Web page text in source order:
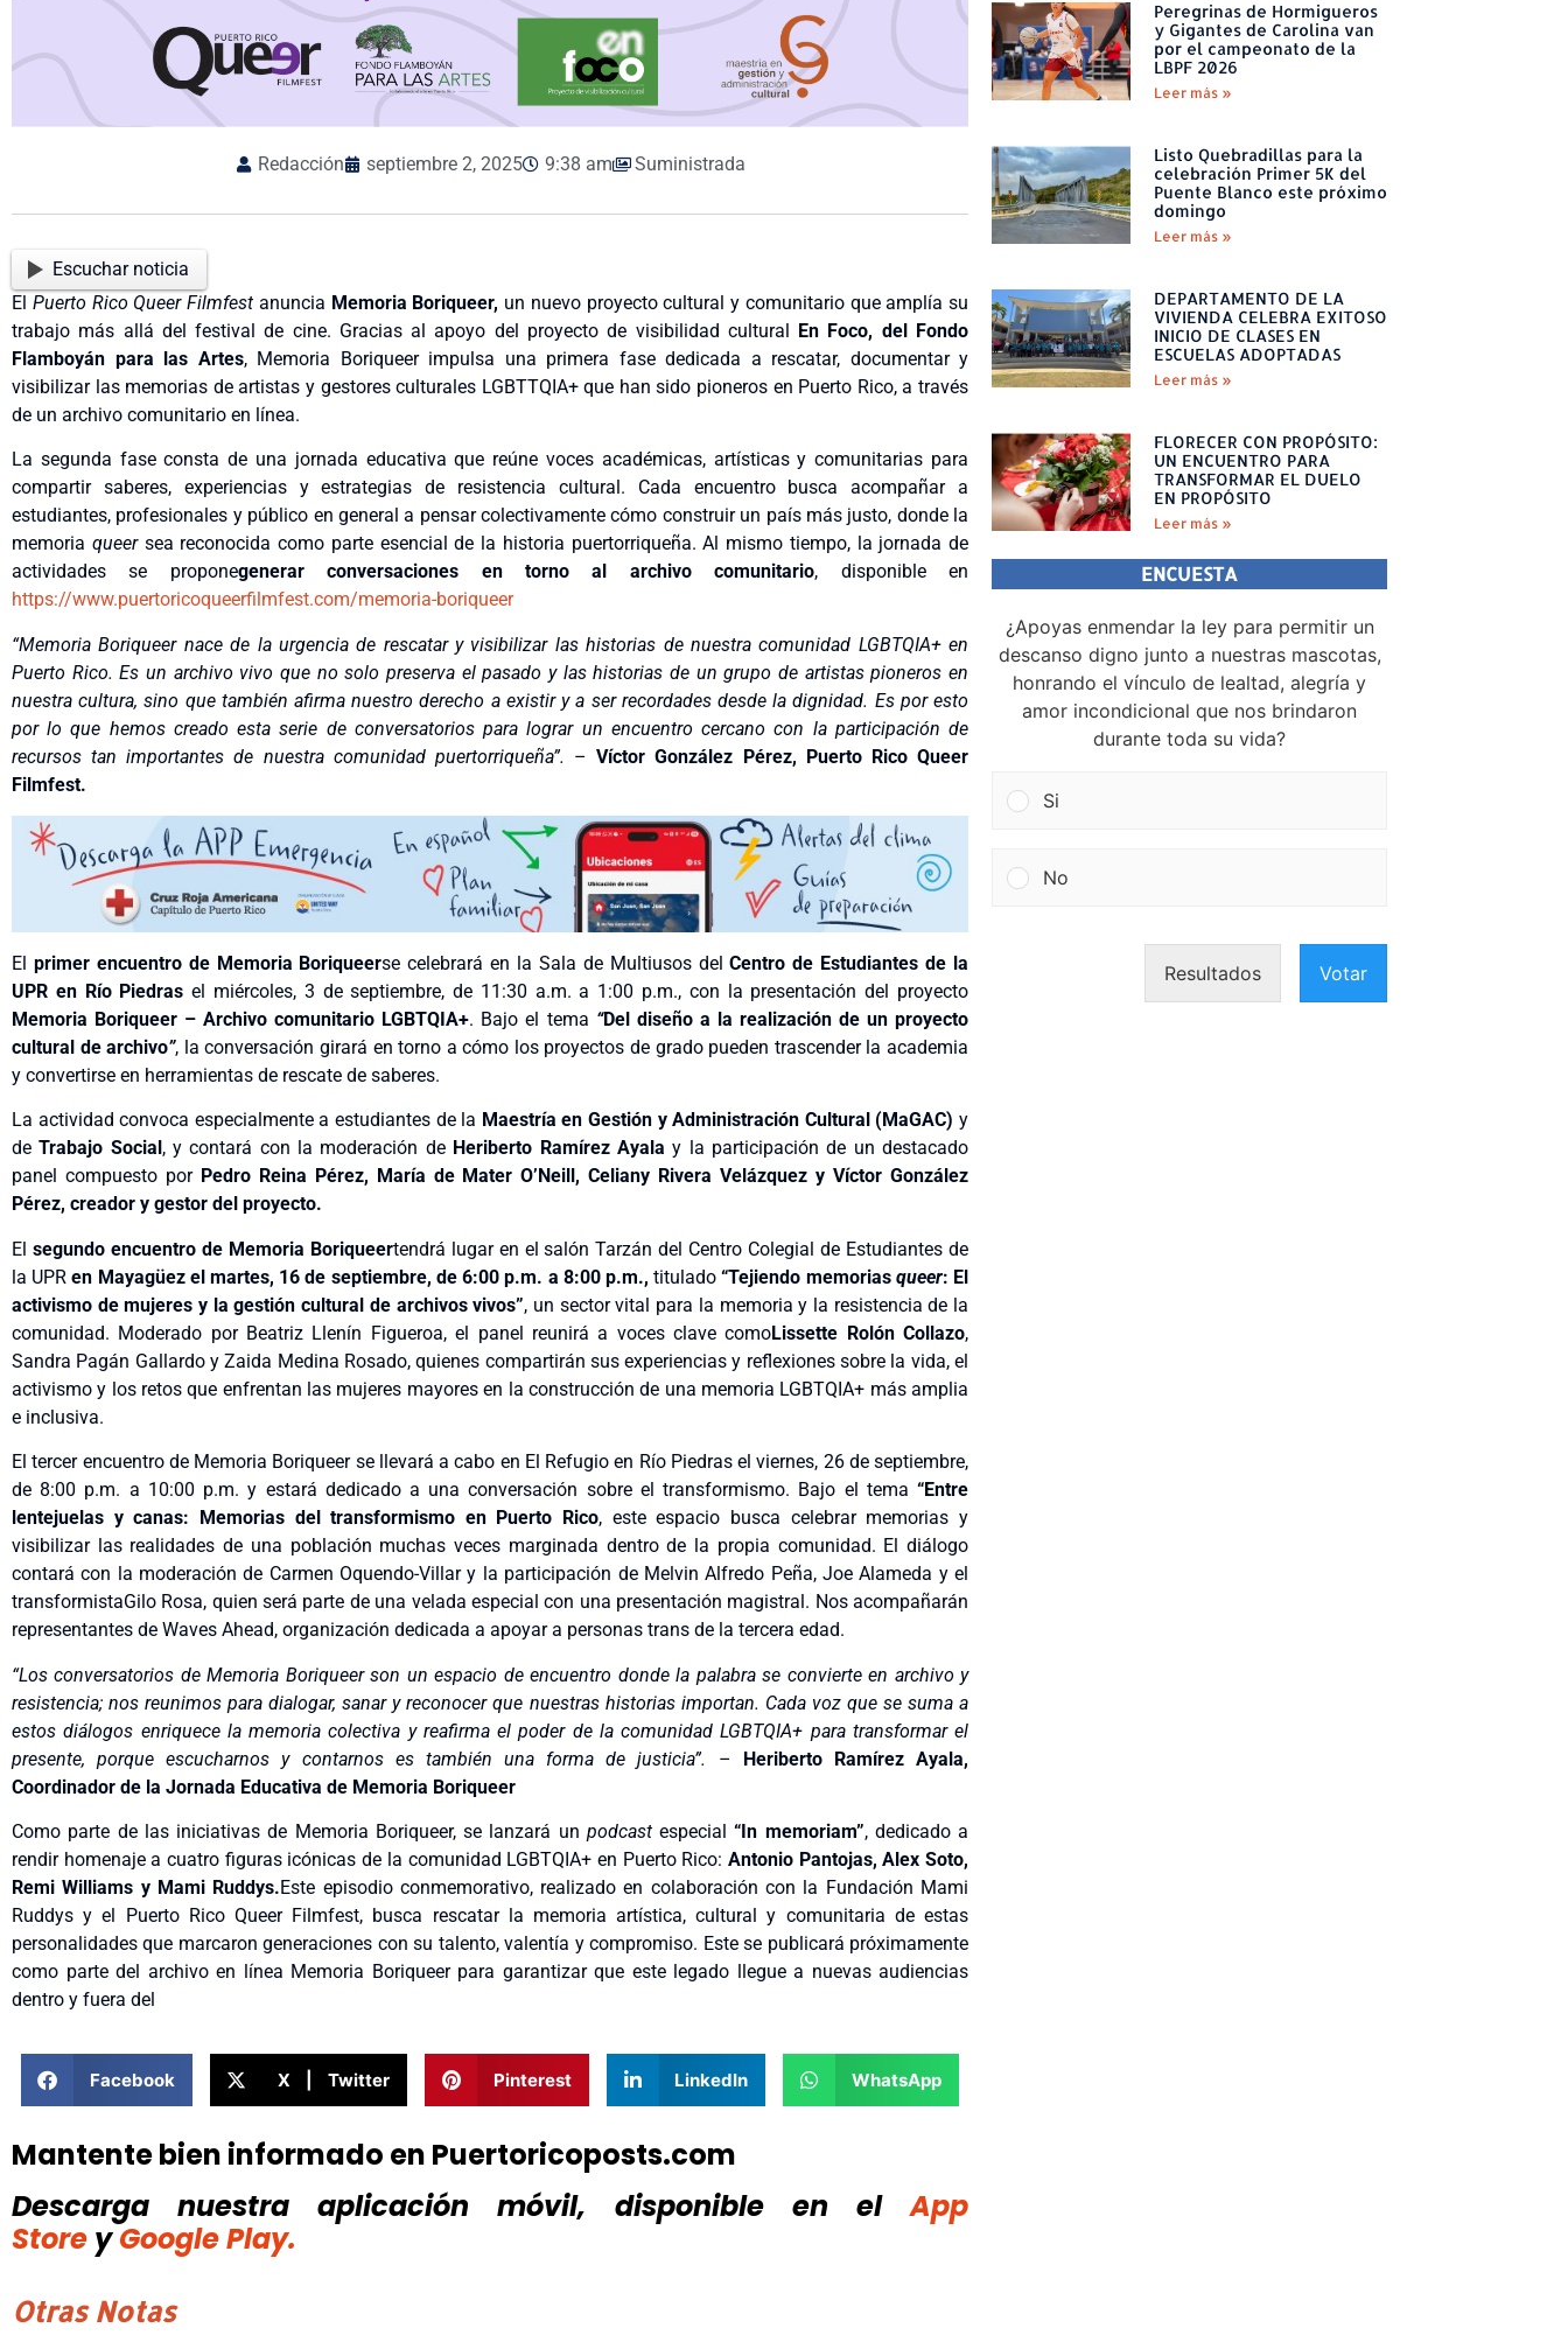
Redacción septiembre 2, 2025 9:38 am Suministrada
Escuchar noticia
El Puerto Rico Queer Filmfest anuncia Memoria Boriqueer, un nuevo proyecto cultural y comunitario que amplía su
trabajo más allá del festival de cine. Gracias al apoyo del proyecto de visibilidad cultural En Foco, del Fondo
Flamboyán para las Artes, Memoria Boriqueer impulsa una primera fase dedicada a rescatar, documentar y
visibilizar las memorias de artistas y gestores culturales LGBTTQIA+ que han sido pioneros en Puerto Rico, a través
de un archivo comunitario en línea.
La segunda fase consta de una jornada educativa que reúne voces académicas, artísticas y comunitarias para
compartir saberes, experiencias y estrategias de resistencia cultural. Cada encuentro busca acompañar a
estudiantes, profesionales y público en general a pensar colectivamente cómo construir un país más justo, donde la
memoria queer sea reconocida como parte esencial de la historia puertorriqueña. Al mismo tiempo, la jornada de
actividades se proponegenerar conversaciones en torno al archivo comunitario, disponible en
https://www.puertoricoqueerfilmfest.com/memoria-boriqueer
“Memoria Boriqueer nace de la urgencia de rescatar y visibilizar las historias de nuestra comunidad LGBTQIA+ en
Puerto Rico. Es un archivo vivo que no solo preserva el pasado y las historias de un grupo de artistas pioneros en
nuestra cultura, sino que también afirma nuestro derecho a existir y a ser recordades desde la dignidad. Es por esto
por lo que hemos creado esta serie de conversatorios para lograr un encuentro cercano con la participación de
recursos tan importantes de nuestra comunidad puertorriqueña”. –Víctor González Pérez, Puerto Rico Queer
Filmfest.
El primer encuentro de Memoria Boriqueerse celebrará en la Sala de Multiusos delCentro de Estudiantes de la
UPR en Río Piedras el miércoles, 3 de septiembre, de 11:30 a.m. a 1:00 p.m., con la presentación del proyecto
Memoria Boriqueer – Archivo comunitario LGBTQIA+. Bajo el tema “Del diseño a la realización de un proyecto
cultural de archivo”, la conversación girará en torno a cómo los proyectos de grado pueden trascender la academia
y convertirse en herramientas de rescate de saberes.
La actividad convoca especialmente a estudiantes de la Maestría en Gestión y Administración Cultural (MaGAC) y
deTrabajo Social , y contará con la moderación de Heriberto Ramírez Ayala y la participación de un destacado
panel compuesto por Pedro Reina Pérez, María de Mater O’Neill, Celiany Rivera Velázquez y Víctor González
Pérez, creador y gestor del proyecto.
El segundo encuentro de Memoria Boriqueertendrá lugar en el salón Tarzán del Centro Colegial de Estudiantes de
la UPR en Mayagüez el martes, 16 de septiembre, de 6:00 p.m. a 8:00 p.m., titulado“Tejiendo memorias queer: El
activismo de mujeres y la gestión cultural de archivos vivos”, un sector vital para la memoria y la resistencia de la
comunidad. Moderado por Beatriz Llenín Figueroa, el panel reunirá a voces clave comoLissette Rolón Collazo,
Sandra Pagán Gallardo y Zaida Medina Rosado, quienes compartirán sus experiencias y reflexiones sobre la vida, el
activismo y los retos que enfrentan las mujeres mayores en la construcción de una memoria LGBTQIA+ más amplia
e inclusiva.
El tercer encuentro de Memoria Boriqueer se llevará a cabo en El Refugio en Río Piedras el viernes, 26 de septiembre,
de 8:00 p.m. a 10:00 p.m. y estará dedicado a una conversación sobre el transformismo. Bajo el tema “Entre
lentejuelas y canas: Memorias del transformismo en Puerto Rico, este espacio busca celebrar memorias y
visibilizar las realidades de una población muchas veces marginada dentro de la propia comunidad. El diálogo
contará con la moderación de Carmen Oquendo-Villar y la participación de Melvin Alfredo Peña, Joe Alameda y el
transformistaGilo Rosa, quien será parte de una velada especial con una presentación magistral. Nos acompañarán
representantes de Waves Ahead, organización dedicada a apoyar a personas trans de la tercera edad.
“Los conversatorios de Memoria Boriqueer son un espacio de encuentro donde la palabra se convierte en archivo y
resistencia; nos reunimos para dialogar, sanar y reconocer que nuestras historias importan. Cada voz que se suma a
estos diálogos enriquece la memoria colectiva y reafirma el poder de la comunidad LGBTQIA+ para transformar el
presente, porque escucharnos y contarnos es también una forma de justicia”.
– Heriberto Ramírez Ayala,
Coordinador de la Jornada Educativa de Memoria Boriqueer
Como parte de las iniciativas de Memoria Boriqueer, se lanzará un podcastespecial“In memoriam”, dedicado a
rendir homenaje a cuatro figuras icónicas de la comunidad LGBTQIA+ en Puerto Rico: Antonio Pantojas, Alex Soto,
Remi Williams y Mami Ruddys.Este episodio conmemorativo, realizado en colaboración con la Fundación Mami
Ruddys y el Puerto Rico Queer Filmfest, busca rescatar la memoria artística, cultural y comunitaria de estas
personalidades que marcaron generaciones con su talento, valentía y compromiso. Este se publicará próximamente
como parte del archivo en línea Memoria Boriqueer para garantizar que este legado llegue a nuevas audiencias
dentro y fuera del
Facebook X | Twitter Pinterest LinkedIn WhatsApp
Mantente bien informado en Puertoricoposts.com
Descarga nuestra aplicación móvil, disponible
en el
App
Store y Google Play.
Otras Notas
Peregrinas de Hormigueros
y Gigantes de Carolina van
por el campeonato de la
LBPF 2026
Leer más »
Listo Quebradillas para la
celebración Primer 5K del
Puente Blanco este próximo
domingo
Leer más »
DEPARTAMENTO DE LA
VIVIENDA CELEBRA EXITOSO
INICIO DE CLASES EN
ESCUELAS ADOPTADAS
Leer más »
FLORECER CON PROPÓSITO:
UN ENCUENTRO PARA
TRANSFORMAR EL DUELO
EN PROPÓSITO
Leer más »
ENCUESTA
¿Apoyas enmendar la ley para permitir un
descanso digno junto a nuestras mascotas,
honrando el vínculo de lealtad, alegría y
amor incondicional que nos brindaron
durante toda su vida?
Si
No
Resultados Votar